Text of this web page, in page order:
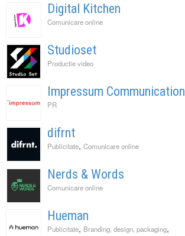
Digital Kitchen
Comunicare online
Studioset
Productie video
Impressum Communication
PR
difrnt
Publicitate, Comunicare online
Nerds & Words
Comunicare online
Hueman
Publicitate, Branding, design, packaging,